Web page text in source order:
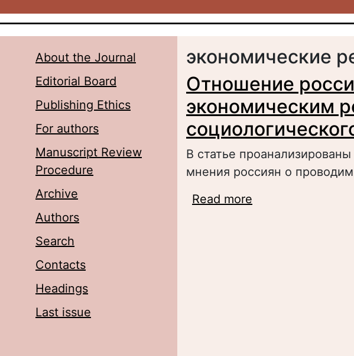
About the Journal
Editorial Board
Publishing Ethics
For authors
Manuscript Review
Procedure
Archive
Authors
Search
Contacts
Headings
Last issue
экономические
Отношение
экономическим
В статье
мнения россиян о
Read more